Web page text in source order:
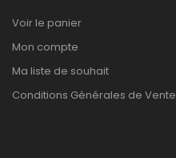
Voir le panier
Mon compte
Ma liste de souhait
Conditions Générales de Vente